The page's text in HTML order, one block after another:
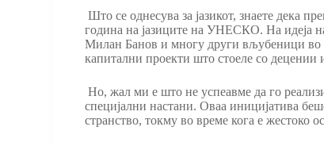
Што се однесува за јазикот, знаете дека
година на јазиците на УНЕСКО. На идеја
Милан Банов и многу други вљубеници во
капитални проекти што стоеле со децении
Но, жал ми е што не успеавме да го
специјални настани. Оваа иницијатива
странство, токму во време кога е жестоко